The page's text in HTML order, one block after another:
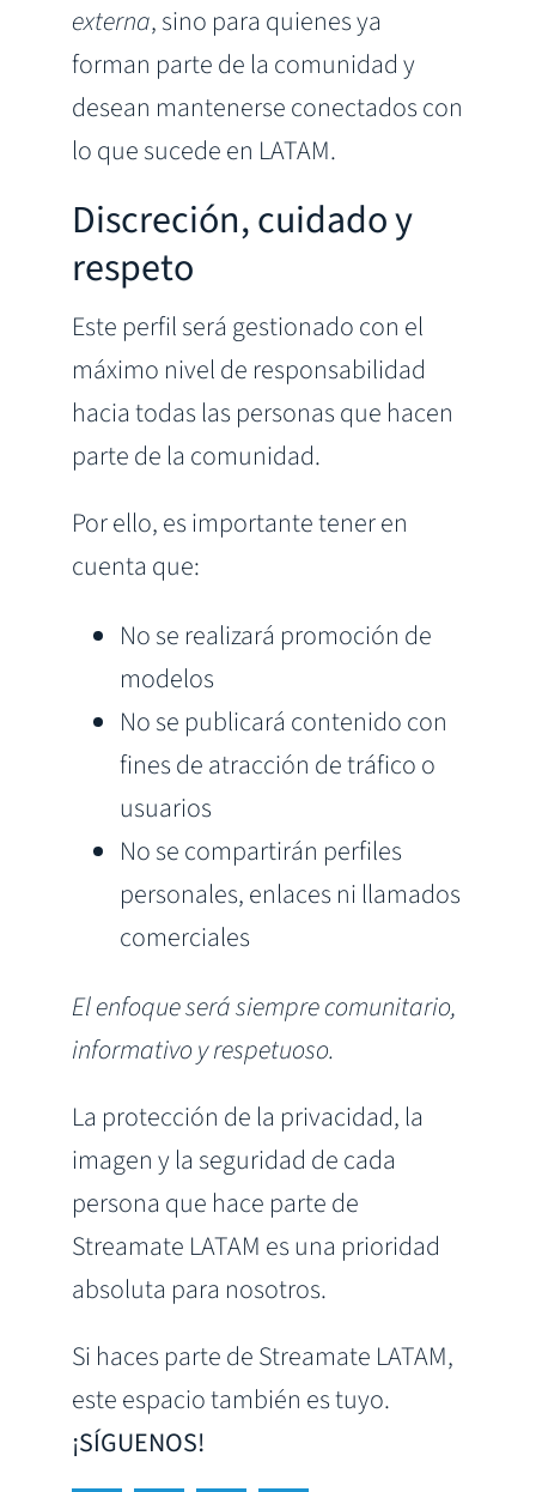
externa, sino para quienes ya
forman parte de la comunidad y
desean mantenerse conectados con
lo que sucede en LATAM.
Discreción, cuidado y
respeto
Este perfil será gestionado con el
máximo nivel de responsabilidad
hacia todas las personas que hacen
parte de la comunidad.
Por ello, es importante tener en
cuenta que:
No se realizará promoción de
modelos
No se publicará contenido con
fines de atracción de tráfico o
usuarios
No se compartirán perfiles
personales, enlaces ni llamados
comerciales
El enfoque será siempre comunitario,
informativo y respetuoso.
La protección de la privacidad, la
imagen y la seguridad de cada
persona que hace parte de
Streamate LATAM es una prioridad
absoluta para nosotros.
Si haces parte de Streamate LATAM,
este espacio también es tuyo.
¡SÍGUENOS!